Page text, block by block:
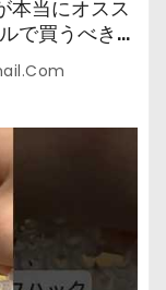
本当にオスス
で買うべきも